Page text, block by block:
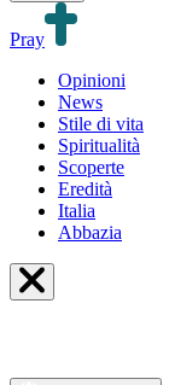
Pray
Opinioni
News
Stile di vita
Spiritualità
Scoperte
Eredità
Italia
Abbazia